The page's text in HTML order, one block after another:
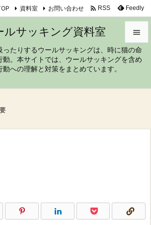
ルサッキング資料室
たりするウールサッキングは、時に猫の命
動。本サイトでは、ウールサッキングを含め
への理解と対策をまとめています。


メニュ
サイド

資料室 お問い合わせ  RSS Feedly